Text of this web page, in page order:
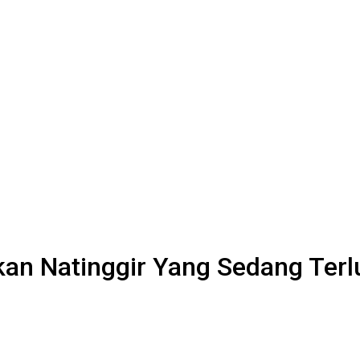
Natinggir Yang Sedang